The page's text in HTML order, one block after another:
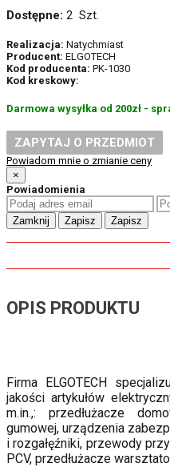
Dostępne: 2 Szt.
Realizacja: Natychmiast
Producent: ELGOTECH
Kod producenta: PK-1030
Kod kreskowy:
Darmowa wysyłka od 200zł -
ZAPYTAJ O PRZEDMIOT
Powiadom mnie o zmianie ceny
×
Powiadomienia
Zamknij Zapisz Zapisz
OPIS PRODUKTU
Firma ELGOTECH
jakości artykułów
m.in.,: przedłużacze
gumowej, urządzenia
i rozgałęźniki, przewody
PCV, przedłużacze